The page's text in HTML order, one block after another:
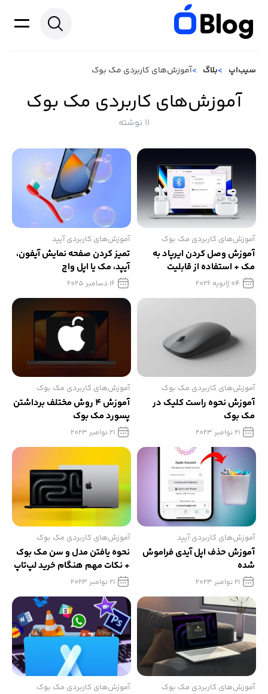
سیب‌اپ بلاگ آموزش‌های کاربردی مک بوک
آموزش‌های کاربردی مک بوک
11 نوشته
آموزش‌های کاربردی مک بوک
آموزش وصل کردن ایرپاد به
مک + استفاده از قابلیت
Handoff
04 ژانویه 2026
آموزش‌های کاربردی آیپد
تمیز کردن صفحه نمایش آیفون،
آیپد، مک یا اپل واچ
16 دسامبر 2025
آموزش‌های کاربردی مک بوک
آموزش نحوه راست کلیک در
مک بوک
21 نوامبر 2023
آموزش‌های کاربردی مک بوک
آموزش 4 روش‌ مختلف برداشتن
پسورد مک بوک
21 نوامبر 2023
آموزش‌های کاربردی آیپد
آموزش حذف اپل آیدی فراموش
شده
21 نوامبر 2023
آموزش‌های کاربردی مک بوک
نحوه یافتن مدل و سن مک بوک
+ نکات مهم هنگام خرید لپ‌تاپ
اپل 21 نوامبر 2023
آموزش‌های کاربردی مک بوک آموزش‌های کاربردی مک بوک